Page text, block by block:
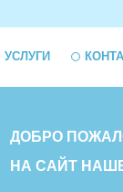
УСЛУГИ
ДОБРО
НА САЙТ